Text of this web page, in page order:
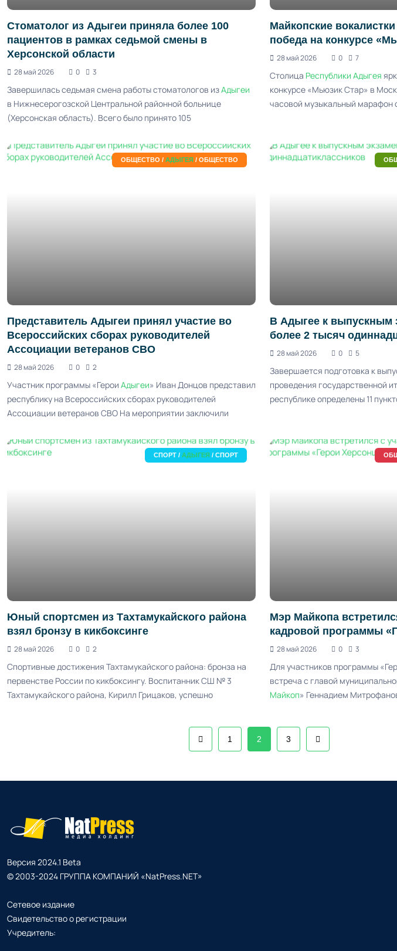
Стоматолог из Адыгеи приняла более 100
пациентов в рамках седьмой смены в
Херсонской области
28 май 2026 0 3
Завершилась седьмая смена работы стоматологов изАдыгеи
в Нижнесерогозской Центральной районной больнице
(Херсонская область). Всего было принято 105
Майкопские
победа на конкурсе
28 май 2026 0 7
Столица Республики Адыгея
конкурсе «Мьюзик Стар» в
часовой музыкальный марафон
ОБЩЕСТВО / АДЫГЕЯ / ОБЩЕСТВО
Представитель Адыгеи принял участие во
Всероссийских сборах руководителей
Ассоциации ветеранов СВО
28 май 2026 0 2
Участник программы «Герои Адыгеи» Иван Донцов представил
республику на Всероссийских сборах руководителей
Ассоциации ветеранов СВО На мероприятии заключили
В Адыгее к выпускным
более 2 тысяч
28 май 2026 0 5
Завершается подготовка к
проведения государственной
республике определены 11
СПОРТ / АДЫГЕЯ / СПОРТ
Юный спортсмен из Тахтамукайского района
взял бронзу в кикбоксинге
28 май 2026 0 2
Спортивные достижения Тахтамукайского района: бронза на
первенстве России по кикбоксингу. Воспитанник СШ № 3
Тахтамукайского района, Кирилл Грицаков, успешно
Мэр Майкопа
кадровой программы
28 май 2026 0 3
Для участников программы
встреча с главой
Майкоп» Геннадием
1 2 3
Версия 2024.1 Beta
© 2003-2024 ГРУППА КОМПАНИЙ «NatPress.NET»
Сетевое издание
Свидетельство о регистрации
Учредитель: